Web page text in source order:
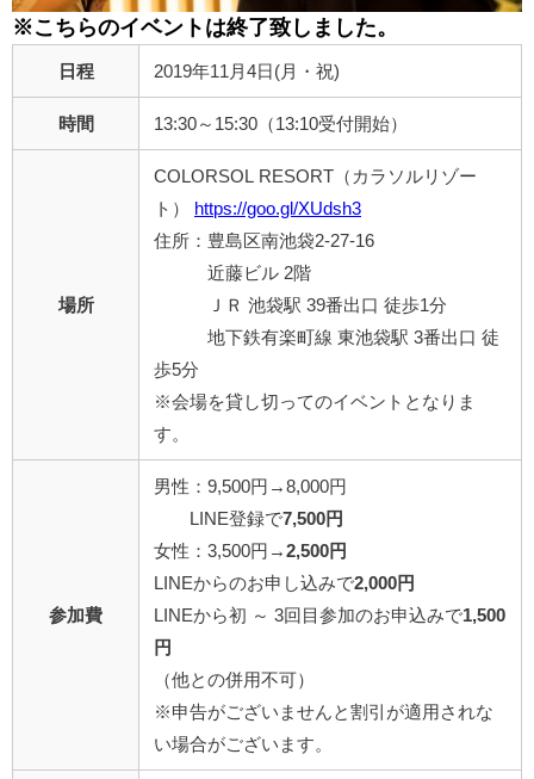
※こちらのイベントは終了致しました。
日程 2019年11月4日(月・祝)
時間 13:30～15:30（13:10受付開始）
場所
COLORSOL RESORT（カラソルリゾー
ト）
https://goo.gl/XUdsh3
住所：豊島区南池袋2-27-16
近藤ビル 2階
ＪＲ 池袋駅 39番出口 徒歩1分
地下鉄有楽町線 東池袋駅 3番出口 徒
歩5分
※会場を貸し切ってのイベントとなりま
す。
参加費
男性：9,500円→8,000円
LINE登録で7,500円
女性：3,500円→ 2,500円
LINEからのお申し込みで2,000円
LINEから初 ～ 3回目参加のお申込みで1,500
円
（他との併用不可）
※申告がございませんと割引が適用されな
い場合がございます。